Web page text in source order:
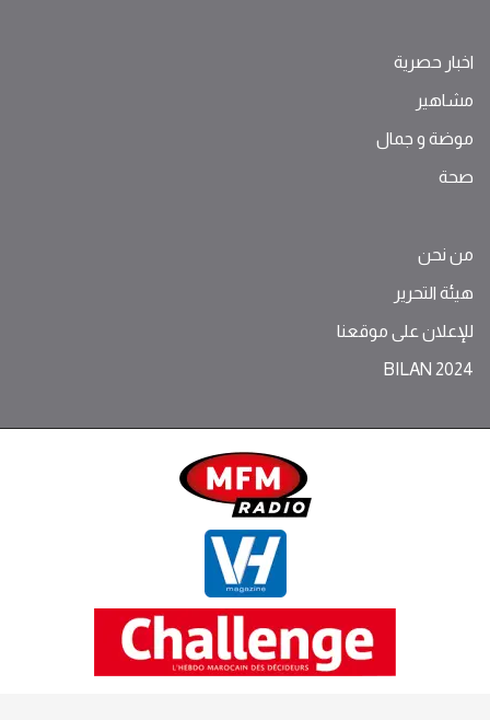
اخبار حصرية
مشاهير
موضة ‫و‬ ‫‬‫جمال‬
صحة
من نحن
هيئة التحرير
للإعلان على موقعنا
BILAN 2024